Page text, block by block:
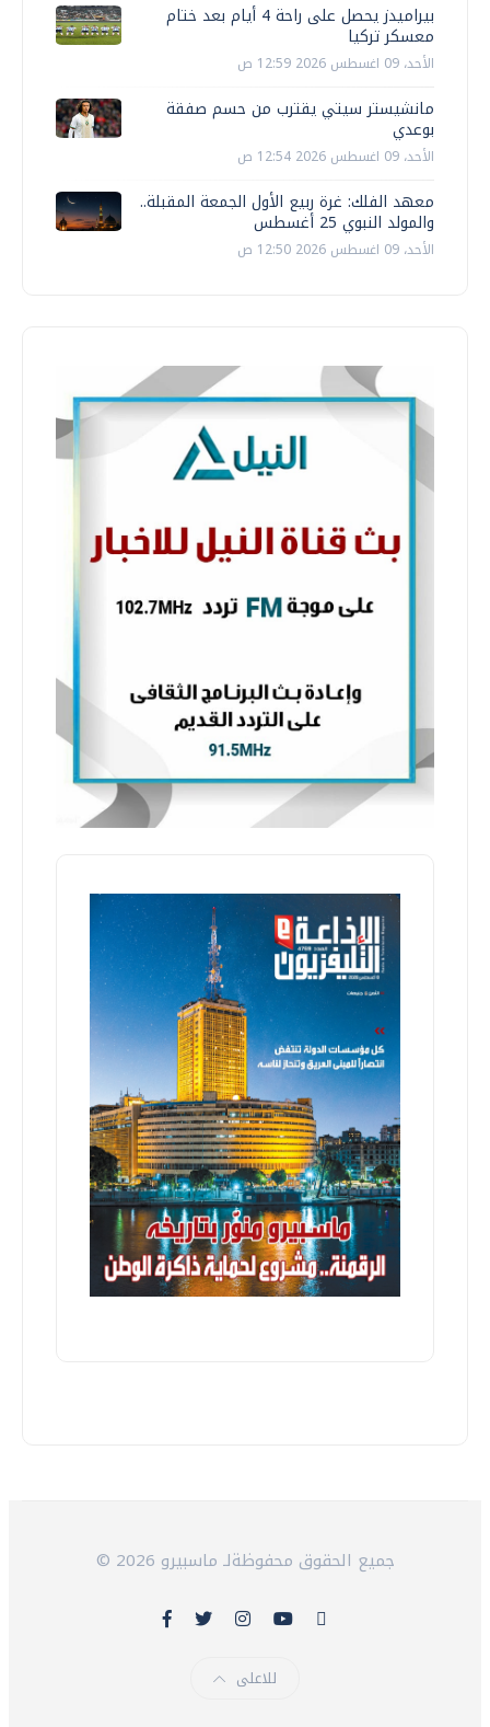
بيراميدز يحصل على راحة 4 أيام بعد ختام
معسكر تركيا
الأحد، 09 اغسطس 2026 12:59 ص
مانشيستر سيتي يقترب من حسم صفقة
بوعدي
الأحد، 09 اغسطس 2026 12:54 ص
معهد الفلك: غرة ربيع الأول الجمعة المقبلة..
والمولد النبوي 25 أغسطس
الأحد، 09 اغسطس 2026 12:50 ص
© 2026 جميع الحقوق محفوظةلـ ماسبيرو
للاعلى